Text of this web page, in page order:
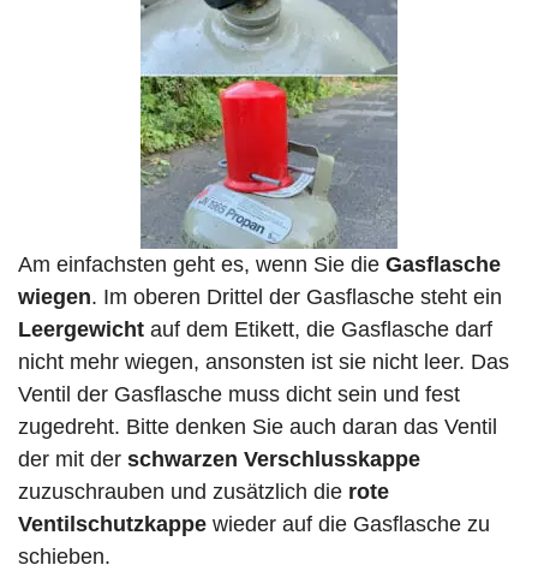
Am einfachsten geht es, wenn Sie die Gasflasche
wiegen. Im oberen Drittel der Gasflasche steht ein
Leergewicht auf dem Etikett, die Gasflasche darf
nicht mehr wiegen, ansonsten ist sie nicht leer. Das
Ventil der Gasflasche muss dicht sein und fest
zugedreht. Bitte denken Sie auch daran das Ventil
der mit der schwarzen Verschlusskappe
zuzuschrauben und zusätzlich die rote
Ventilschutzkappe wieder auf die Gasflasche zu
schieben.